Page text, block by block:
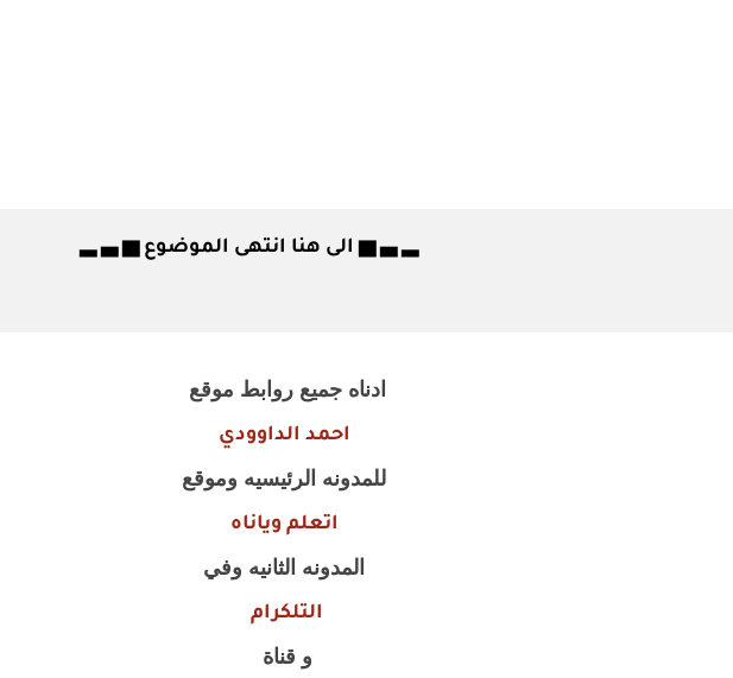
▂ ▃ ▅ الى هنا انتهى الموضوع ▅ ▃ ▂
ادناه جميع روابط موقع
احمد الداوودي
للمدونه الرئيسيه وموقع
اتعلم وياناه
المدونه الثانيه وفي
التلكرام
و قناة